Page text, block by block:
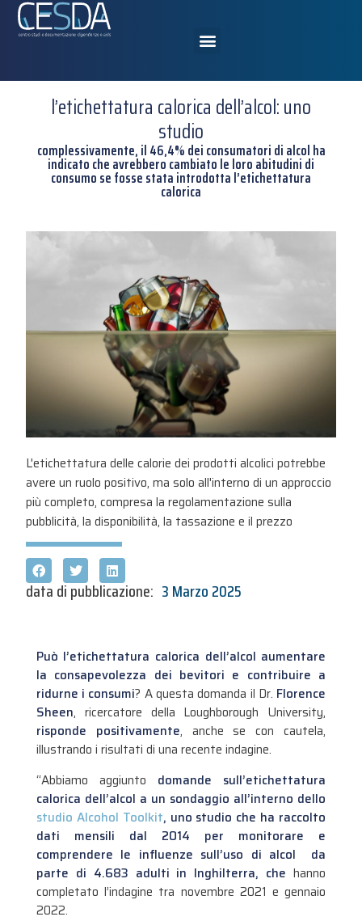
l’etichettatura calorica dell’alcol: uno
studio
complessivamente, il 46,4% dei consumatori di alcol ha
indicato che avrebbero cambiato le loro abitudini di
consumo se fosse stata introdotta l’etichettatura
calorica
L'etichettatura delle calorie dei prodotti alcolici potrebbe
avere un ruolo positivo, ma solo all'interno di un approccio
più completo, compresa la regolamentazione sulla
pubblicità, la disponibilità, la tassazione e il prezzo
data di pubblicazione: 3 Marzo 2025
Può l’etichettatura calorica dell’alcol aumentare
la consapevolezza dei bevitori e contribuire a
ridurne i consumi? A questa domanda il Dr. Florence
Sheen, ricercatore della Loughborough University,
risponde positivamente, anche se con cautela,
illustrando i risultati di una recente indagine.
“Abbiamo aggiunto domande sull’etichettatura
calorica dell’alcol a un sondaggio all’interno dello
studio Alcohol Toolkit, uno studio che ha raccolto
dati mensili dal 2014 per monitorare e
comprendere le influenze sull’uso di alcol da
parte di 4.683 adulti in Inghilterra, che hanno
completato l’indagine tra novembre 2021 e gennaio
2022.